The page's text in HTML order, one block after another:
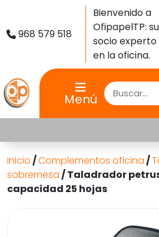
968 579 518
Bienvenido a
OfipapelTP: su
socio experto
en la oficina.
Menú
Inicio/Complementos oficina/
sobremesa/ Taladrador
capacidad 25 hojas